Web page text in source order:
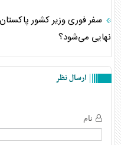
سفر فوری وزیر کشور
نهایی می‌شود؟
ارسال نظر
نام